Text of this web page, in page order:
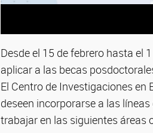
Desde el 15 de febrero hasta el
aplicar a las becas
El Centro de Investigaciones en
deseen incorporarse a las
trabajar en las siguientes áreas